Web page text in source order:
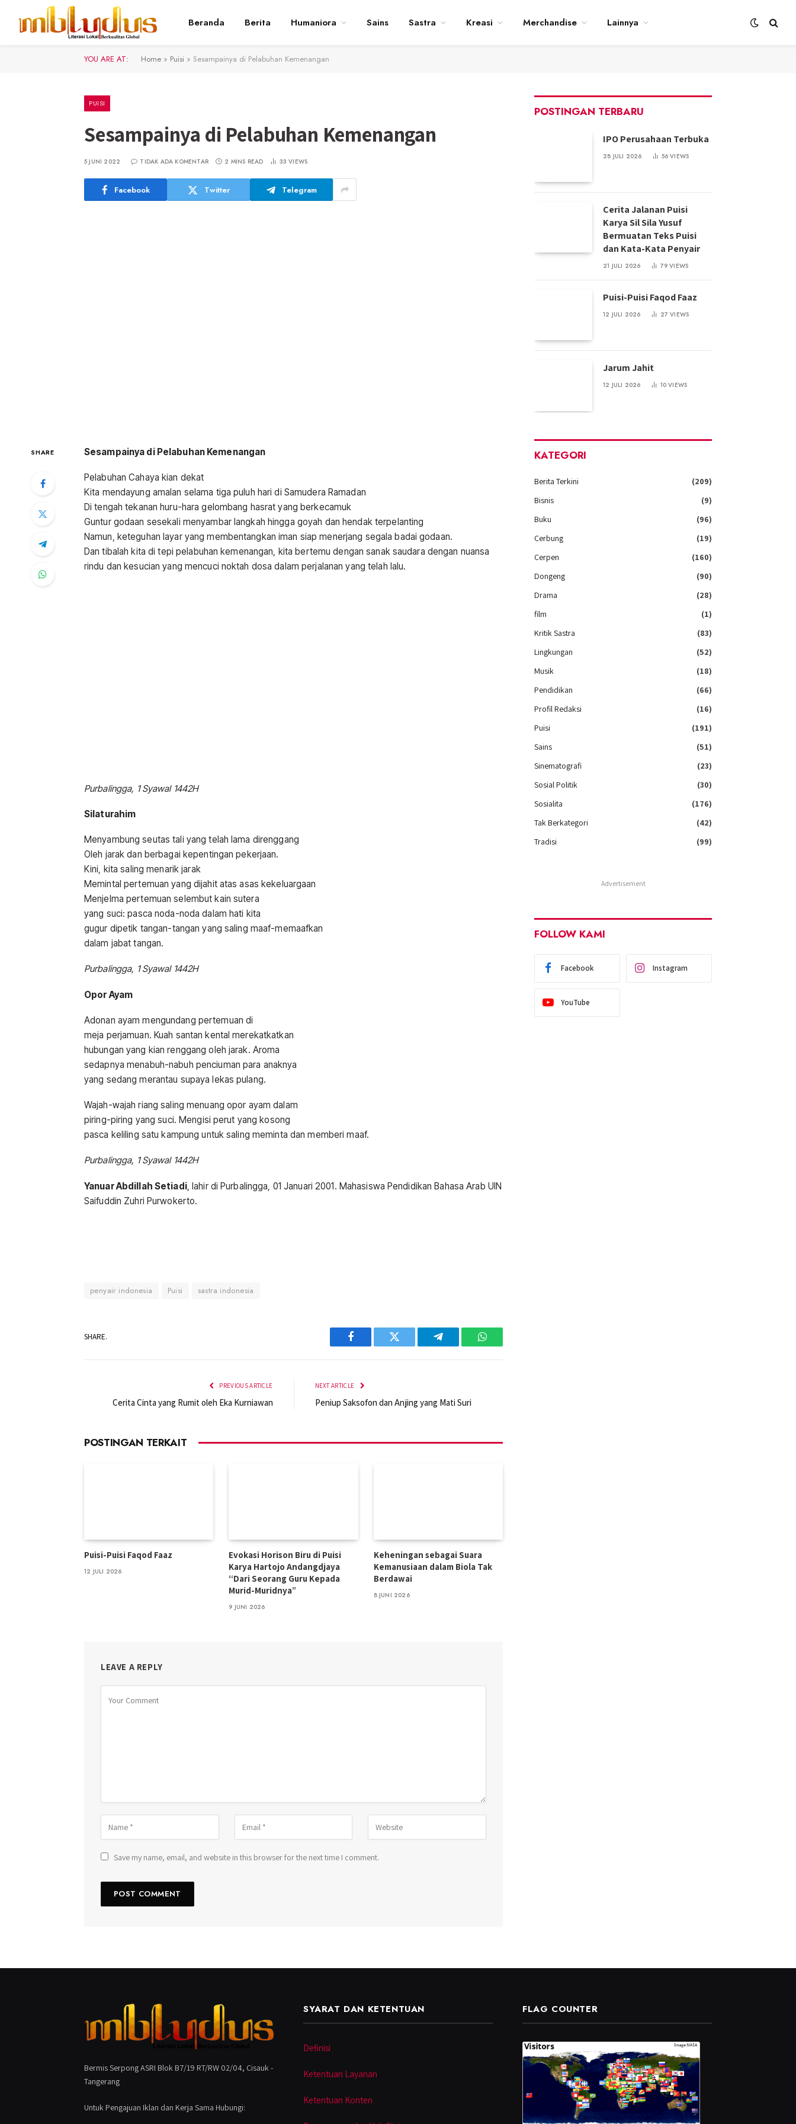
Beranda Berita Humaniora Sains Sastra Kreasi Merchandise Lainnya
YOU ARE AT: Home » Puisi » Sesampainya di Pelabuhan Kemenangan
PUISI
Sesampainya di Pelabuhan Kemenangan
5 JUNI 2022 TIDAK ADA KOMENTAR 2 MINS READ 33VIEWS
Facebook Twitter Telegram
SHARE Sesampainya di Pelabuhan Kemenangan
Pelabuhan Cahaya kian dekat
Kita mendayung amalan selama tiga puluh hari di Samudera Ramadan
Di tengah tekanan huru-hara gelombang hasrat yang berkecamuk
Guntur godaan sesekali menyambar langkah hingga goyah dan hendak terpelanting
Namun, keteguhan layar yang membentangkan iman siap menerjang segala badai godaan.
Dan tibalah kita di tepi pelabuhan kemenangan, kita bertemu dengan sanak saudara dengan nuansa
rindu dan kesucian yang mencuci noktah dosa dalam perjalanan yang telah lalu.
Purbalingga, 1 Syawal 1442H
Silaturahim
Menyambung seutas tali yang telah lama direnggang
Oleh jarak dan berbagai kepentingan pekerjaan.
Kini, kita saling menarik jarak
Memintal pertemuan yang dijahit atas asas kekeluargaan
Menjelma pertemuan selembut kain sutera
yang suci: pasca noda-noda dalam hati kita
gugur dipetik tangan-tangan yang saling maaf-memaafkan
dalam jabat tangan.
Purbalingga, 1 Syawal 1442H
Opor Ayam
Adonan ayam mengundang pertemuan di
meja perjamuan. Kuah santan kental merekatkatkan
hubungan yang kian renggang oleh jarak. Aroma
sedapnya menabuh-nabuh penciuman para anaknya
yang sedang merantau supaya lekas pulang.
Wajah-wajah riang saling menuang opor ayam dalam
piring-piring yang suci. Mengisi perut yang kosong
pasca keliling satu kampung untuk saling meminta dan memberi maaf.
Purbalingga, 1 Syawal 1442H
Yanuar Abdillah Setiadi, lahir di Purbalingga, 01 Januari 2001. Mahasiswa Pendidikan Bahasa Arab UIN
Saifuddin Zuhri Purwokerto.
penyair indonesia Puisi sastra indonesia
SHARE.
Facebook Twitter Telegram WhatsApp
PREVIOUS ARTICLE
Cerita Cinta yang Rumit oleh Eka Kurniawan
NEXT ARTICLE
Peniup Saksofon dan Anjing yang Mati Suri
POSTINGAN TERKAIT
Puisi-Puisi Faqod Faaz
12 JULI 2026
Evokasi Horison Biru di Puisi
Karya Hartojo Andangdjaya
“Dari Seorang Guru Kepada
Murid-Muridnya”
9 JUNI 2026
Keheningan sebagai Suara
Kemanusiaan dalam Biola Tak
Berdawai
8 JUNI 2026
LEAVE A REPLY
Save my name, email, and website in this browser for the next time I comment.
POSTINGAN TERBARU
IPO Perusahaan Terbuka
28 JULI 2026 56VIEWS
Cerita Jalanan Puisi
Karya Sil Sila Yusuf
Bermuatan Teks Puisi
dan Kata-Kata Penyair
21 JULI 2026 79VIEWS
Puisi-Puisi Faqod Faaz
12 JULI 2026 27VIEWS
Jarum Jahit
12 JULI 2026 10VIEWS
KATEGORI
Berita Terkini
(209)
Bisnis
(9)
Buku
(96)
Cerbung
(19)
Cerpen
(160)
Dongeng
(90)
Drama
(28)
film
(1)
Kritik Sastra
(83)
Lingkungan
(52)
Musik
(18)
Pendidikan
(66)
Profil Redaksi
(16)
Puisi
(191)
Sains
(51)
Sinematografi
(23)
Sosial Politik
(30)
Sosialita
(176)
Tak Berkategori
(42)
Tradisi
(99)
Advertisement
FOLLOW KAMI
Facebook Instagram
YouTube
Bermis Serpong ASRI Blok B7/19 RT/RW 02/04, Cisauk -
Tangerang
Untuk Pengajuan Iklan dan Kerja Sama Hubungi:
SYARAT DAN KETENTUAN
Definisi
Ketentuan Layanan
Ketentuan Konten
FLAG COUNTER